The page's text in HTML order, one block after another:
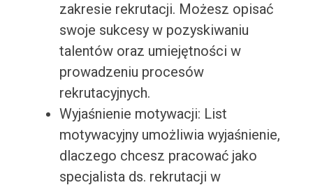
zakresie rekrutacji. Możesz opisać
swoje sukcesy w pozyskiwaniu
talentów oraz umiejętności w
prowadzeniu procesów
rekrutacyjnych.
Wyjaśnienie motywacji: List
motywacyjny umożliwia wyjaśnienie,
dlaczego chcesz pracować jako
specjalista ds. rekrutacji w